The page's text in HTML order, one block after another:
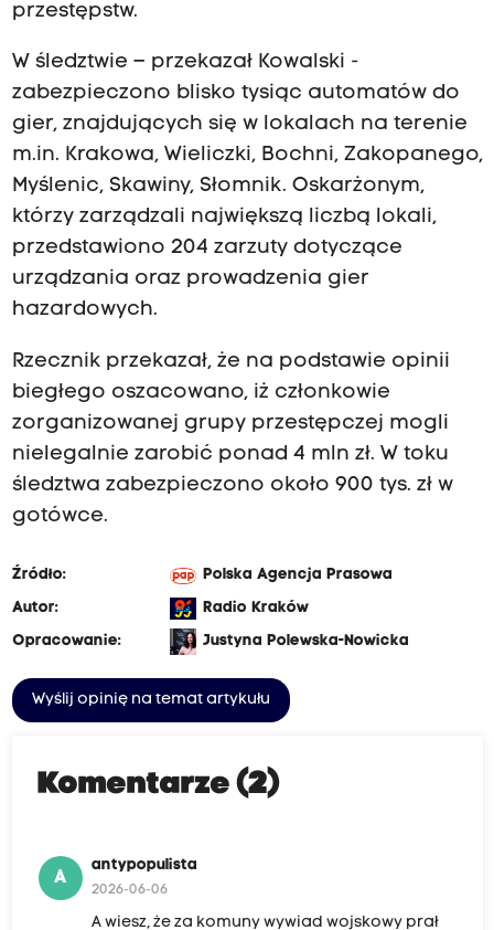
przestępstw.
W śledztwie – przekazał Kowalski -
zabezpieczono blisko tysiąc automatów do
gier, znajdujących się w lokalach na terenie
m.in. Krakowa, Wieliczki, Bochni, Zakopanego,
Myślenic, Skawiny, Słomnik. Oskarżonym,
którzy zarządzali największą liczbą lokali,
przedstawiono 204 zarzuty dotyczące
urządzania oraz prowadzenia gier
hazardowych.
Rzecznik przekazał, że na podstawie opinii
biegłego oszacowano, iż członkowie
zorganizowanej grupy przestępczej mogli
nielegalnie zarobić ponad 4 mln zł. W toku
śledztwa zabezpieczono około 900 tys. zł w
gotówce.
Źródło:
Polska Agencja Prasowa
Autor:
Radio Kraków
Opracowanie:
Justyna Polewska-Nowicka
Wyślij opinię na temat artykułu
Komentarze (2)
A
antypopulista
2026-06-06
A wiesz, że za komuny wywiad wojskowy prał